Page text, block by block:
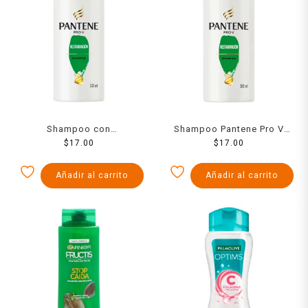
Shampoo con
acondicionador Pantene
1 100 ml
$17.00
Añadir al carrito
Shampoo Pantene Pro V
restauración 100 ml
$17.00
Añadir al carrito